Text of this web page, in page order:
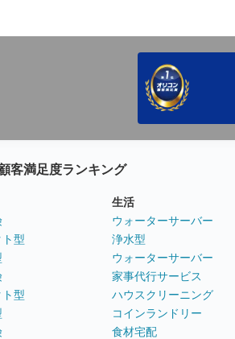
客満足度ランキング
ト型
ト型
生活
ウォーターサーバー
浄水型
ウォーターサーバー
家事代行サービス
ハウスクリーニング
コインランドリー
食材宅配